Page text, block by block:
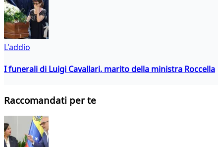
L'addio
I funerali di Luigi Cavallari, marito della ministra Roccella
Raccomandati per te